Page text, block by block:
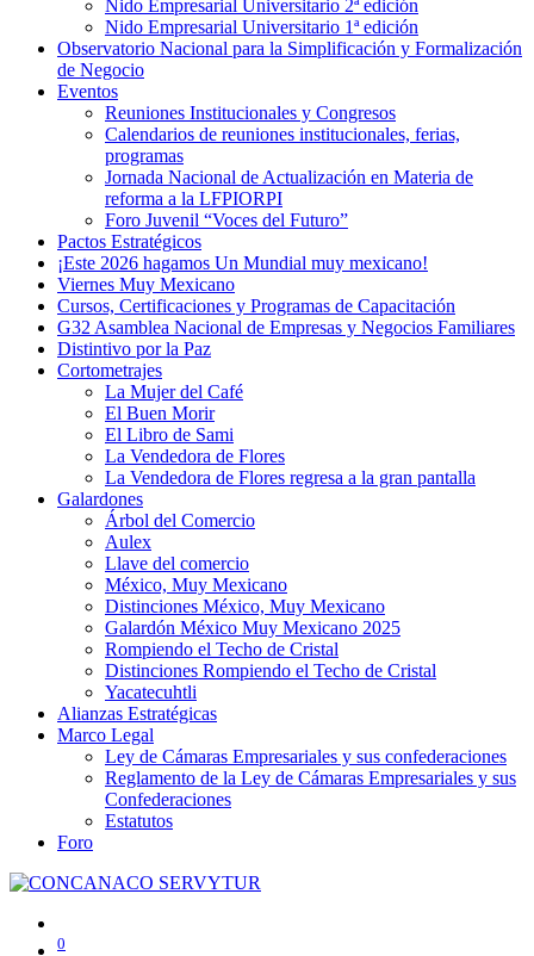
Nido Empresarial Universitario 2ª edición
Nido Empresarial Universitario 1ª edición
Observatorio Nacional para la Simplificación y Formalización
de Negocio
Eventos
Reuniones Institucionales y Congresos
Calendarios de reuniones institucionales, ferias,
programas
Jornada Nacional de Actualización en Materia de
reforma a la LFPIORPI
Foro Juvenil “Voces del Futuro”
Pactos Estratégicos
¡Este 2026 hagamos Un Mundial muy mexicano!
Viernes Muy Mexicano
Cursos, Certificaciones y Programas de Capacitación
G32 Asamblea Nacional de Empresas y Negocios Familiares
Distintivo por la Paz
Cortometrajes
La Mujer del Café
El Buen Morir
El Libro de Sami
La Vendedora de Flores
La Vendedora de Flores regresa a la gran pantalla
Galardones
Árbol del Comercio
Aulex
Llave del comercio
México, Muy Mexicano
Distinciones México, Muy Mexicano
Galardón México Muy Mexicano 2025
Rompiendo el Techo de Cristal
Distinciones Rompiendo el Techo de Cristal
Yacatecuhtli
Alianzas Estratégicas
Marco Legal
Ley de Cámaras Empresariales y sus confederaciones
Reglamento de la Ley de Cámaras Empresariales y sus
Confederaciones
Estatutos
Foro
0